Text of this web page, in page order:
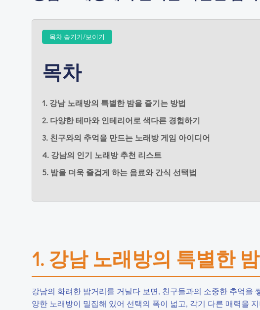
목차 숨기기/보이기
목차
1. 강남 노래방의 특별한 밤을 즐기는 방법
2. 다양한 테마와 인테리어로 색다른 경험하기
3. 친구와의 추억을 만드는 노래방 게임 아이디어
4. 강남의 인기 노래방 추천 리스트
5. 밤을 더욱 즐겁게 하는 음료와 간식 선택법
1. 강남 노래방의 특별한
강남의 화려한 밤거리를 거닐다 보면, 친구들과의 소중한 추억을
양한 노래방이 밀집해 있어 선택의 폭이 넓고, 각기 다른 매력을